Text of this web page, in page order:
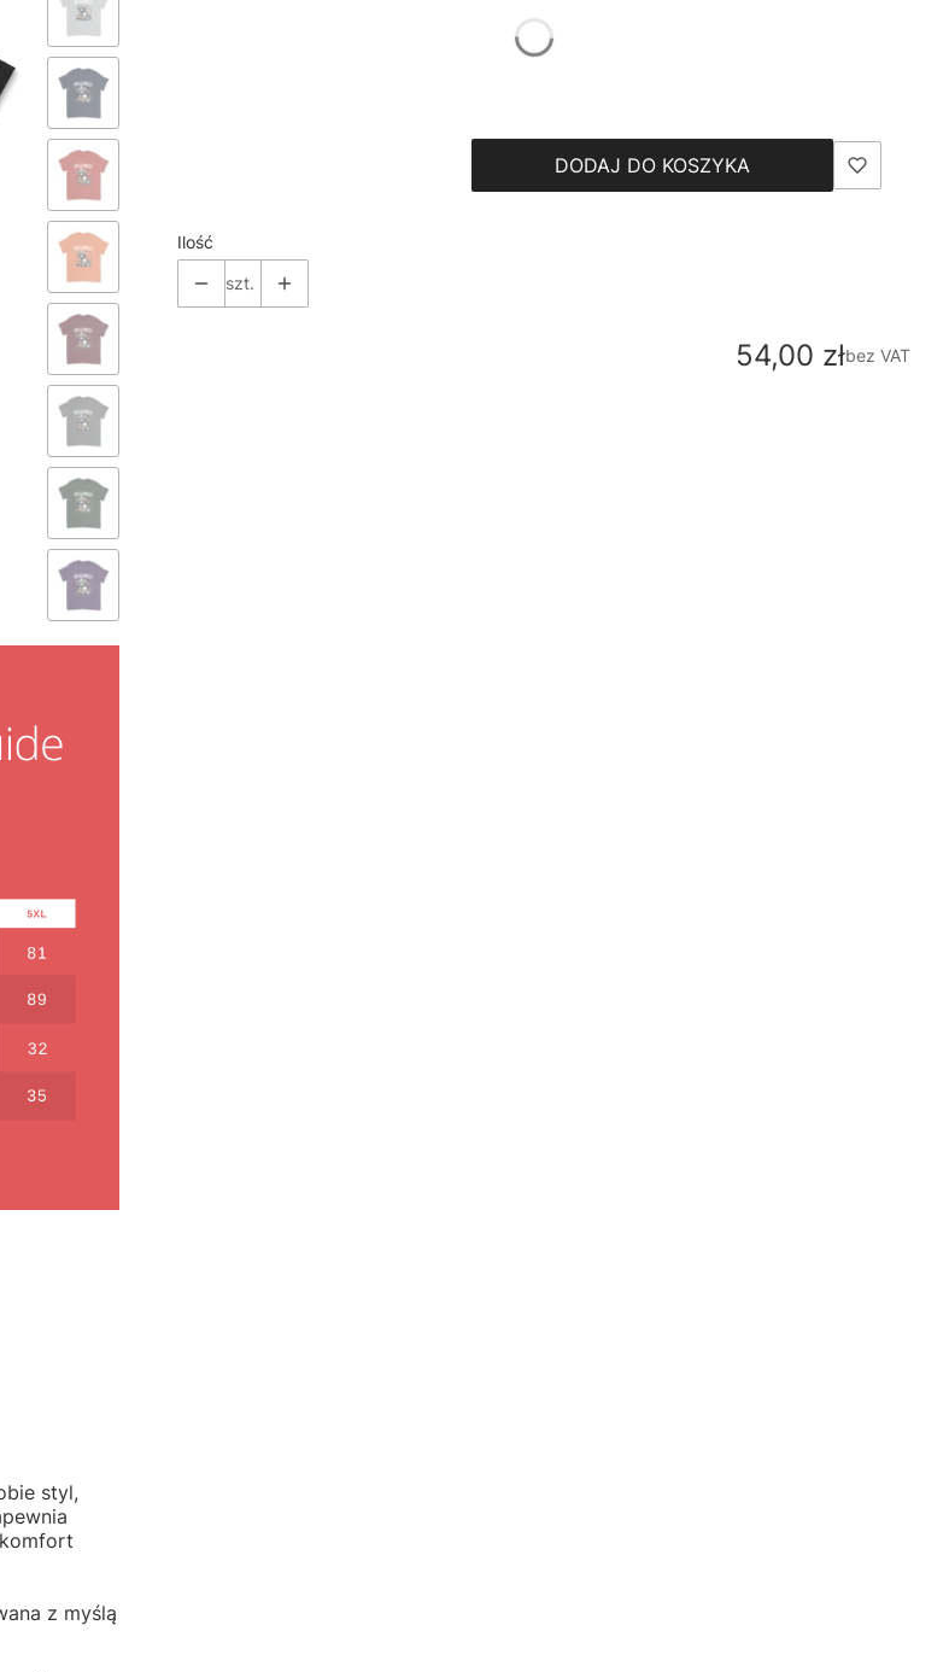
DODAJ DO KOSZYKA
Ilość
szt.
Cena
54,00 złbez VAT
styl,
z myślą